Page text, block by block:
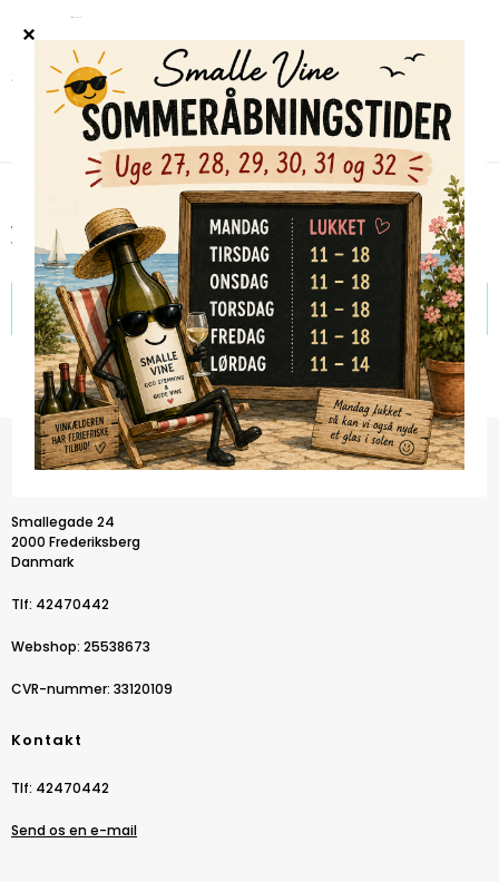
Indkøbskurv
KURV
Din indkøbskurv er tom
Smalle Vine
Smallegade 24
2000 Frederiksberg
Danmark
Tlf: 42470442
Webshop: 25538673
CVR-nummer: 33120109
Kontakt
Tlf: 42470442
Send os en e-mail